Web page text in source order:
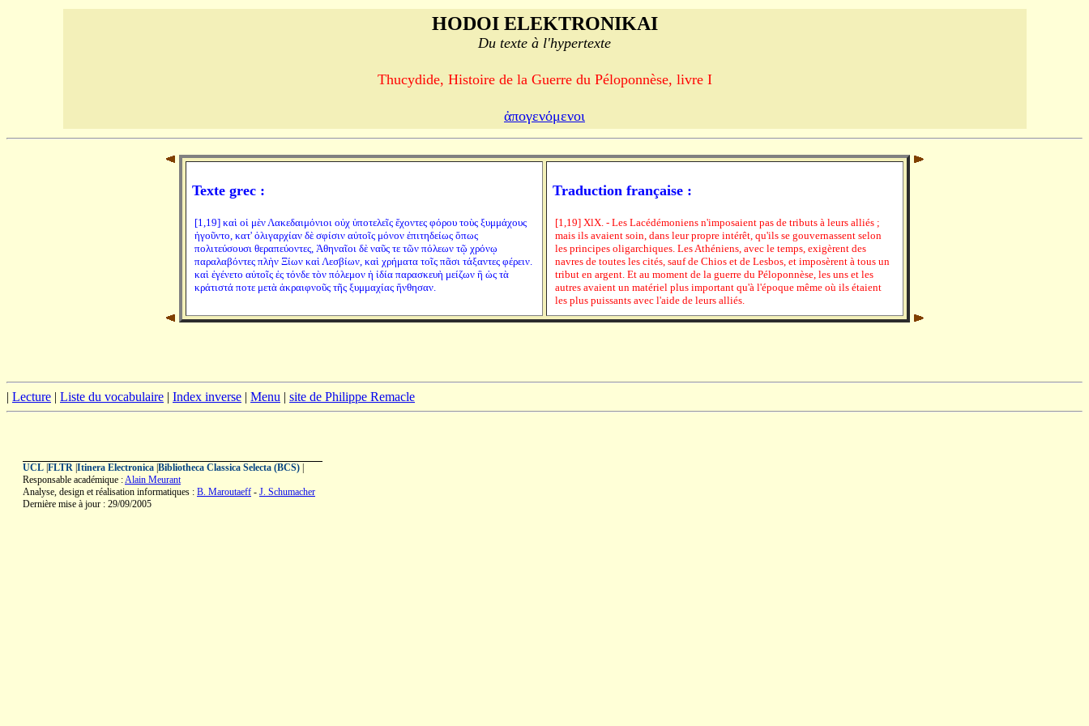
HODOI ELEKTRONIKAI
Du texte à l'hypertexte
Thucydide, Histoire de la Guerre du Péloponnèse, livre I
ἀπογενόμενοι
Texte grec :
[1,19] καὶ οἱ μὲν Λακεδαιμόνιοι οὐχ ὑποτελεῖς ἔχοντες φόρου τοὺς ξυμμάχους
ἡγοῦντο, κατ' ὀλιγαρχίαν δὲ σφίσιν αὐτοῖς μόνον ἐπιτηδείως ὅπως
πολιτεύσουσι θεραπεύοντες, Ἀθηναῖοι δὲ ναῦς τε τῶν πόλεων τῷ χρόνῳ
παραλαβόντες πλὴν Ξίων καὶ Λεσβίων, καὶ χρήματα τοῖς πᾶσι τάξαντες φέρειν.
καὶ ἐγένετο αὐτοῖς ἐς τόνδε τὸν πόλεμον ἡ ἰδία παρασκευὴ μείζων ἢ ὡς τὰ
κράτιστά ποτε μετὰ ἀκραιφνοῦς τῆς ξυμμαχίας ἤνθησαν.
Traduction française :
[1,19] XlX. - Les Lacédémoniens n'imposaient pas de tributs à leurs alliés ;
mais ils avaient soin, dans leur propre intérêt, qu'ils se gouvernassent selon
les principes oligarchiques. Les Athéniens, avec le temps, exigèrent des
navres de toutes les cités, sauf de Chios et de Lesbos, et imposèrent à tous un
tribut en argent. Et au moment de la guerre du Péloponnèse, les uns et les
autres avaient un matériel plus important qu'à l'époque même où ils étaient
les plus puissants avec l'aide de leurs alliés.
| Lecture | Liste du vocabulaire | Index inverse | Menu | site de Philippe Remacle
UCL FLTR Itinera Electronica Bibliotheca Classica Selecta (BCS)
Responsable académique :Alain Meurant
Analyse, design et réalisation informatiques : B. Maroutaeff - J. Schumacher
Dernière mise à jour : 29/09/2005